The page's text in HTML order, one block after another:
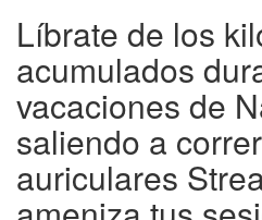
Líbrate de los
acumulados
vacaciones de
saliendo a
auriculares